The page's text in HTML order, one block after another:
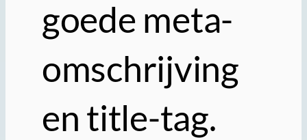
goede meta-
omschrijving
en title-tag.